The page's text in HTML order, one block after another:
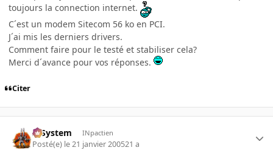
toujours la connection internet.
C´est un modem Sitecom 56 ko en PCI.
J´ai mis les derniers drivers.
Comment faire pour le testé et stabiliser cela?
Merci d´avance pour vos réponses.
Citer
X-System INpactien
Posté(e) le 21 janvier 200521 a